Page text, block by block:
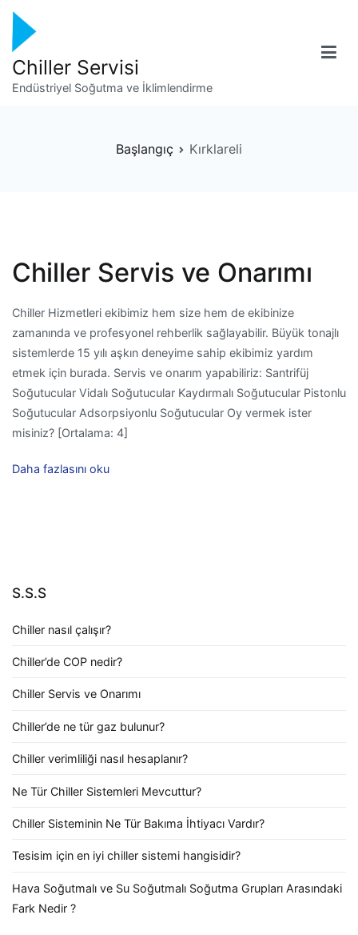
İçeriğe
geç
Chiller Servisi
Endüstriyel Soğutma ve İklimlendirme
Başlangıç Kırklareli
Chiller Servis ve Onarımı
Chiller Hizmetleri ekibimiz hem size hem de ekibinize
zamanında ve profesyonel rehberlik sağlayabilir. Büyük tonajlı
sistemlerde 15 yılı aşkın deneyime sahip ekibimiz yardım
etmek için burada. Servis ve onarım yapabiliriz: Santrifüj
Soğutucular Vidalı Soğutucular Kaydırmalı Soğutucular Pistonlu
Soğutucular Adsorpsiyonlu Soğutucular Oy vermek ister
misiniz? [Ortalama: 4]
Daha fazlasını oku
S.S.S
Chiller nasıl çalışır?
Chiller’de COP nedir?
Chiller Servis ve Onarımı
Chiller’de ne tür gaz bulunur?
Chiller verimliliği nasıl hesaplanır?
Ne Tür Chiller Sistemleri Mevcuttur?
Chiller Sisteminin Ne Tür Bakıma İhtiyacı Vardır?
Tesisim için en iyi chiller sistemi hangisidir?
Hava Soğutmalı ve Su Soğutmalı Soğutma Grupları Arasındaki
Fark Nedir ?